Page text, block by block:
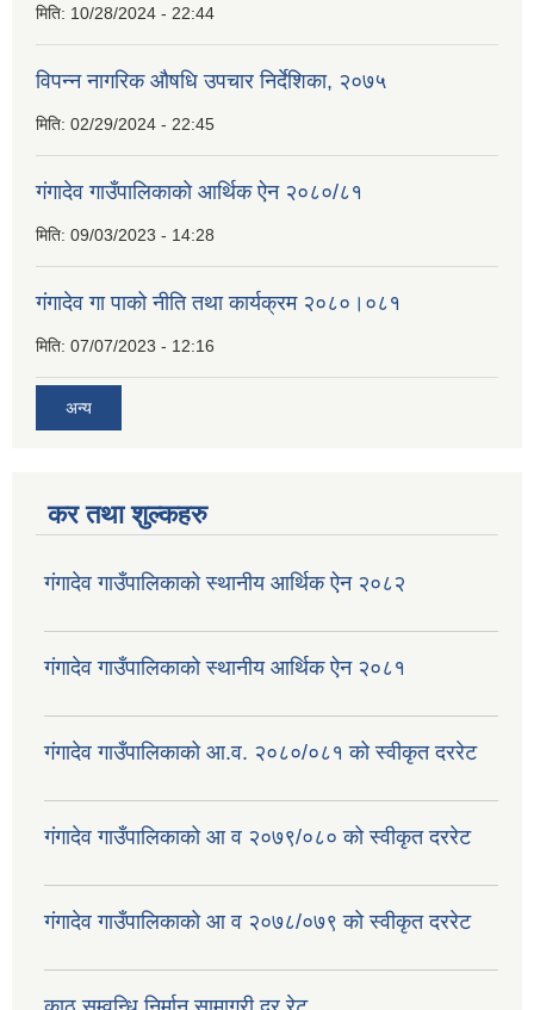
मिति: 10/28/2024 - 22:44
विपन्न नागरिक औषधि उपचार निर्देशिका, २०७५
मिति: 02/29/2024 - 22:45
गंगादेव गाउँपालिकाको आर्थिक ऐन २०८०/८१
मिति: 09/03/2023 - 14:28
गंगादेव गा पाको नीति तथा कार्यक्रम २०८०।०८१
मिति: 07/07/2023 - 12:16
अन्य
कर तथा शुल्कहरु
गंगादेव गाउँपालिकाको स्थानीय आर्थिक ऐन २०८२
गंगादेव गाउँपालिकाको स्थानीय आर्थिक ऐन २०८१
गंगादेव गाउँपालिकाको आ.व. २०८०/०८१ को स्वीकृत दररेट
गंगादेव गाउँपालिकाको आ व २०७९/०८० को स्वीकृत दररेट
गंगादेव गाउँपालिकाको आ व २०७८/०७९ को स्वीकृत दररेट